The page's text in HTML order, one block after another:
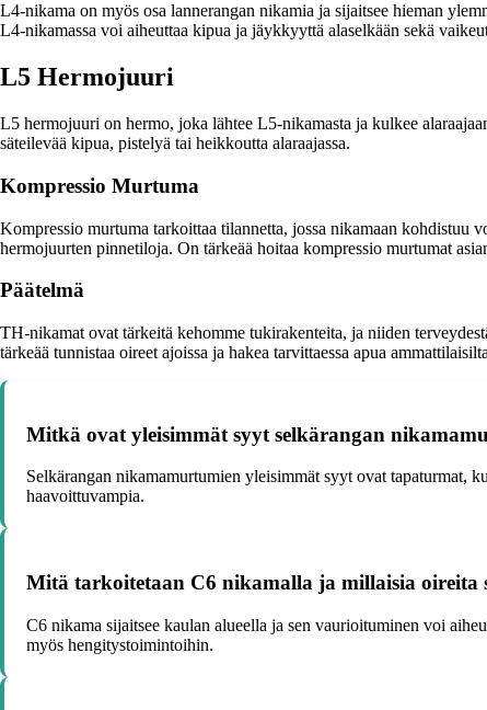
L4-nikama on myös osa lannerangan nikamia ja sijaitsee hieman
L4-nikamassa voi aiheuttaa kipua ja jäykkyyttä alaselkään sekä
L5 Hermojuuri
L5 hermojuuri on hermo, joka lähtee L5-nikamasta ja kulkee
säteilevää kipua, pistelyä tai heikkoutta alaraajassa.
Kompressio Murtuma
Kompressio murtuma tarkoittaa tilannetta, jossa nikamaan kohdistuu
hermojuurten pinnetiloja. On tärkeää hoitaa kompressio murtumat
Päätelmä
TH-nikamat ovat tärkeitä kehomme tukirakenteita, ja niiden
tärkeää tunnistaa oireet ajoissa ja hakea tarvittaessa apua
Mitkä ovat yleisimmät syyt selkärangan
Selkärangan nikamamurtumien yleisimmät syyt ovat tapaturmat,
haavoittuvampia.
Mitä tarkoitetaan C6 nikamalla ja millaisia oireita
C6 nikama sijaitsee kaulan alueella ja sen vaurioituminen voi
myös hengitystoimintoihin.